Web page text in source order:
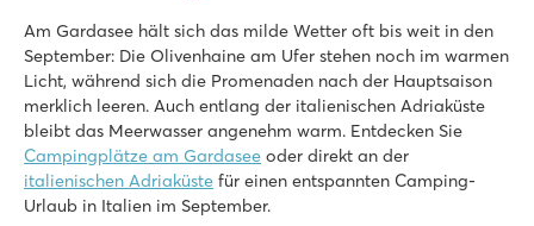
Am Gardasee hält sich das milde Wetter oft bis weit in den
September: Die Olivenhaine am Ufer stehen noch im warmen
Licht, während sich die Promenaden nach der Hauptsaison
merklich leeren. Auch entlang der italienischen Adriaküste
bleibt das Meerwasser angenehm warm. Entdecken Sie
Campingplätze am Gardasee oder direkt an der
italienischen Adriaküste für einen entspannten Camping-
Urlaub in Italien im September.